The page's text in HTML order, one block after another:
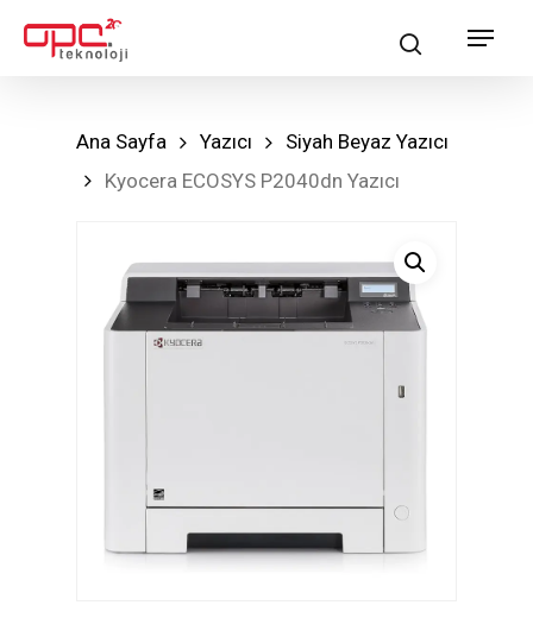
searchMenu
Ana Sayfa Yazıcı
Siyah Beyaz Yazıcı
Kyocera ECOSYS P2040dn Yazıcı